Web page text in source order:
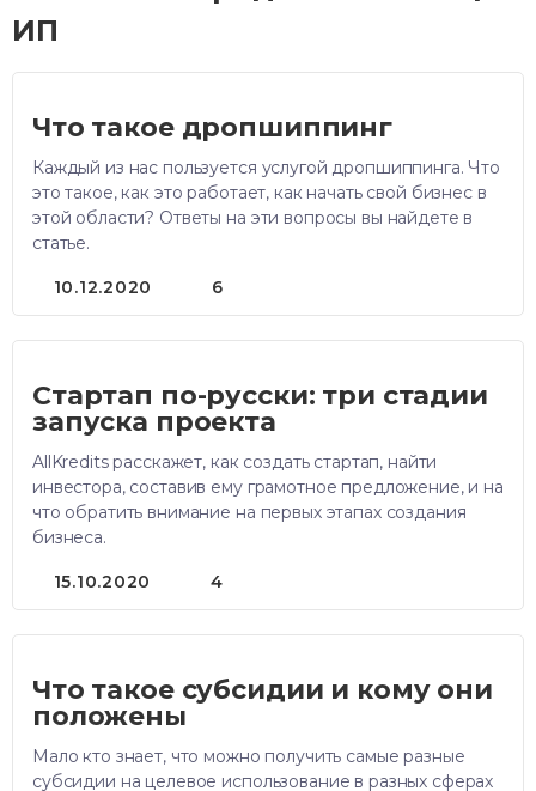
ИП
Что такое дропшиппинг
Каждый из нас пользуется услугой дропшиппинга. Что
это такое, как это работает, как начать свой бизнес в
этой области? Ответы на эти вопросы вы найдете в
статье.
10.12.2020 6
Стартап по-русски: три стадии
запуска проекта
AllKredits расскажет, как создать стартап, найти
инвестора, составив ему грамотное предложение, и на
что обратить внимание на первых этапах создания
бизнеса.
15.10.2020 4
Что такое субсидии и кому они
положены
Мало кто знает, что можно получить самые разные
субсидии на целевое использование в разных сферах